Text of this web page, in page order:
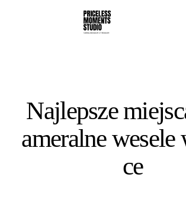
Najlepsze
ameralne wesele
ce
PHOTO WORKS
VIDEO WORKS